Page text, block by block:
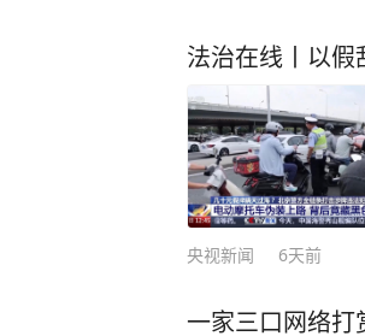
法治在线丨以
央视新闻 6天前
一家三口网络打